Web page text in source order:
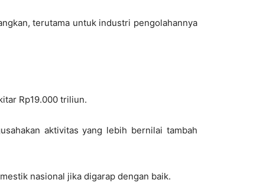
terutama untuk industri pengolahannya
Rp19.000 triliun.
aktivitas yang lebih bernilai tambah
nasional jika digarap dengan baik.